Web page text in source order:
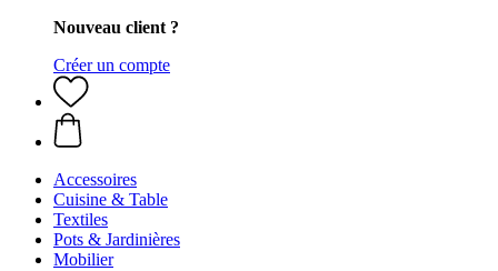
Nouveau client ?
Créer un compte
Accessoires
Cuisine & Table
Textiles
Pots & Jardinières
Mobilier